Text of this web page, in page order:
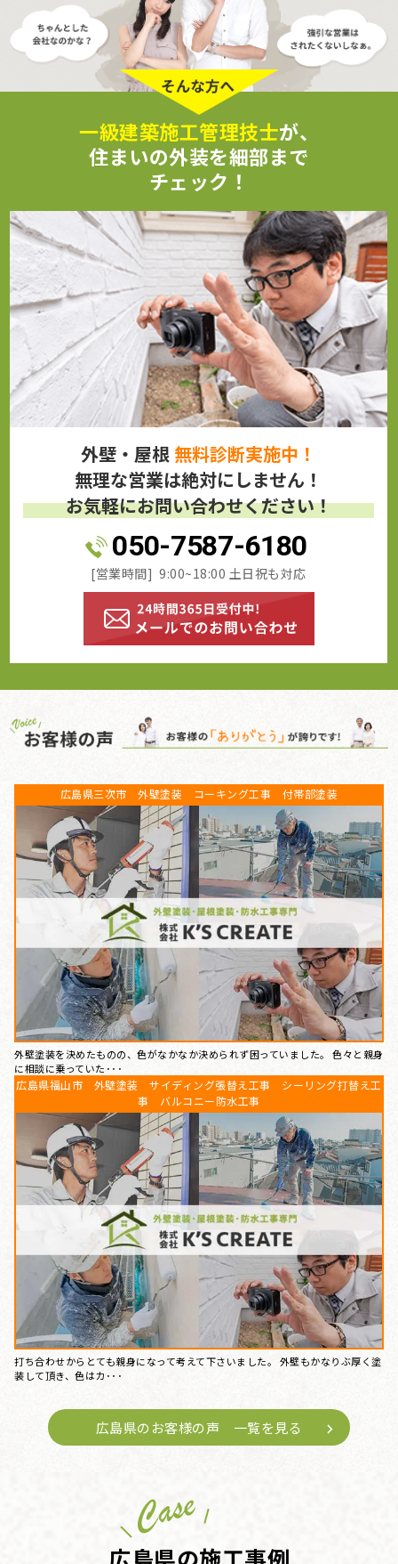
一級建築施工管理技士が、
住まいの外装を細部まで
チェック！
外壁・屋根 無料診断実施中！
無理な営業は絶対にしません！
お気軽にお問い合わせください！
050-7587-6180
[営業時間] 9:00~18:00 土日祝も対応
広島県三次市 外壁塗装 コーキング工事 付帯部塗装
外壁塗装を決めたものの、色がなかなか決められず困っていました。 色々と親身
に相談に乗っていた･･･
広島県福山市 外壁塗装 サイディング張替え工事 シーリング打替え工
事 バルコニー防水工事
打ち合わせからとても親身になって考えて下さいました。 外壁もかなりぶ厚く塗
装して頂き、色はカ･･･
広島県のお客様の声 一覧を見る
広島県の施工事例